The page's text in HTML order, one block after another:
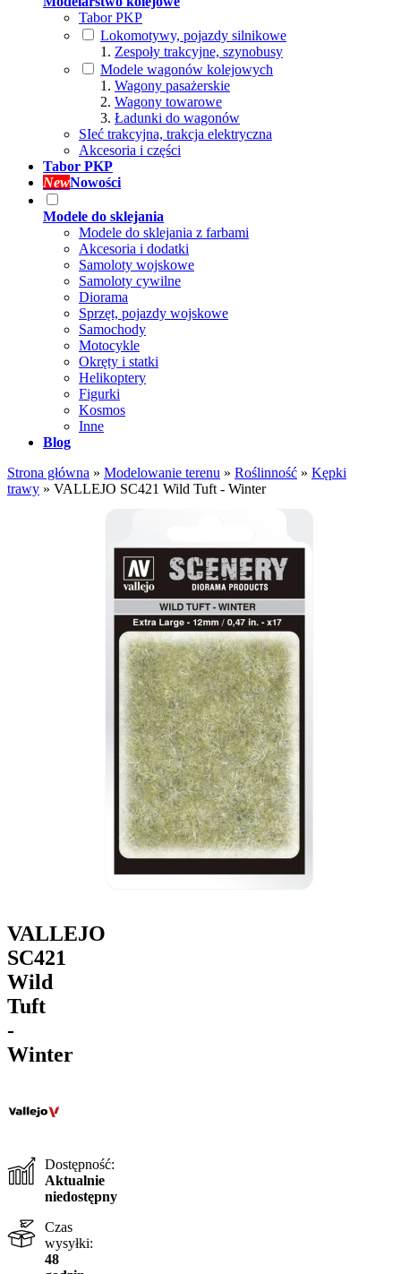
Tabor PKP
Lokomotywy, pojazdy silnikowe
Zespoły trakcyjne, szynobusy
Modele wagonów kolejowych
Wagony pasażerskie
Wagony towarowe
Ładunki do wagonów
SIeć trakcyjna, trakcja elektryczna
Akcesoria i części
Tabor PKP
NewNowości
Modele do sklejania
Modele do sklejania z farbami
Akcesoria i dodatki
Samoloty wojskowe
Samoloty cywilne
Diorama
Sprzęt, pojazdy wojskowe
Samochody
Motocykle
Okręty i statki
Helikoptery
Figurki
Kosmos
Inne
Blog
Strona główna » Modelowanie terenu » Roślinność » Kępki
trawy » VALLEJO SC421 Wild Tuft - Winter
VALLEJO
SC421
Wild
Tuft
-
Winter
Dostępność:
Aktualnie
niedostępny
Czas
wysyłki:
48